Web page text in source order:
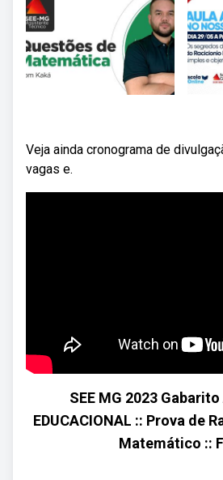
Veja ainda cronograma de
vagas e.
SEE MG 2023
EDUCACIONAL :: Prova de
Matemático ::